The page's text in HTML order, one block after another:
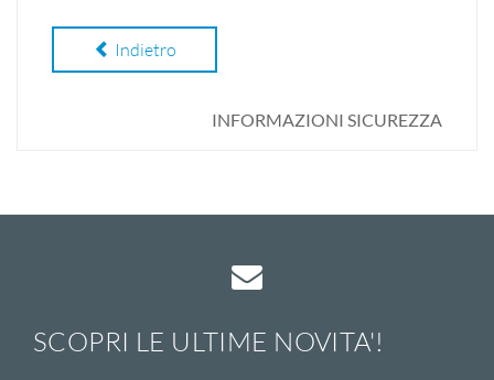
Indietro
INFORMAZIONI SICUREZZA
SCOPRI LE ULTIME NOVITA'!